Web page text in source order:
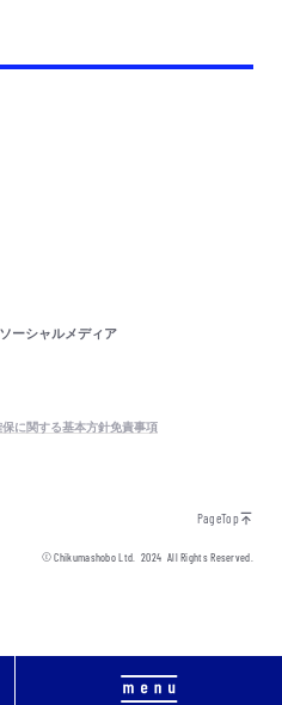
ソーシャルメディア
に関する基本方針免責事項
PageTop
© Chikumashobo Ltd.2024 All Rights Reserved.